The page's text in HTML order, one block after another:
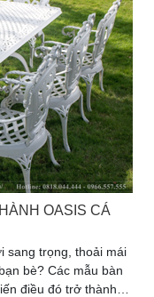
OASIS CÁ
sang trọng, thoải mái
bè? Các mẫu bàn
điều đó trở thành